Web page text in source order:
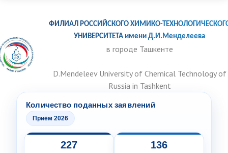
ФИЛИАЛ РОССИЙСКОГО ХИМИКО-
УНИВЕРСИТЕТА имени Д.И.Менделеева
в городе Ташкенте
D.Mendeleev University of Chemical Technology of
Russia in Tashkent
Количество поданных заявлений
Приём 2026
227 136